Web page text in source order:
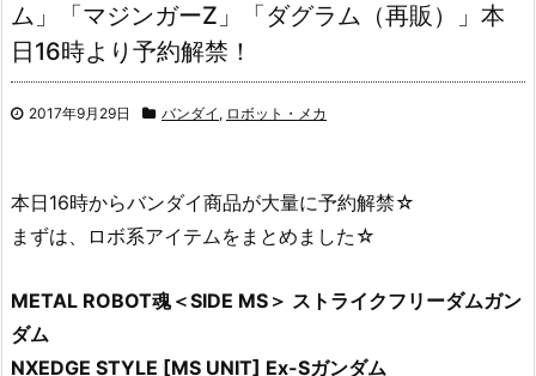
ム」「マジンガーZ」「ダグラム（再販）」本
日16時より予約解禁！
2017年9月29日 バンダイ , ロボット・メカ
本日16時からバンダイ商品が大量に予約解禁☆
まずは、ロボ系アイテムをまとめました☆
METAL ROBOT魂＜SIDE MS＞ ストライクフリーダムガン
ダム
NXEDGE STYLE [MS UNIT] Ex-Sガンダム